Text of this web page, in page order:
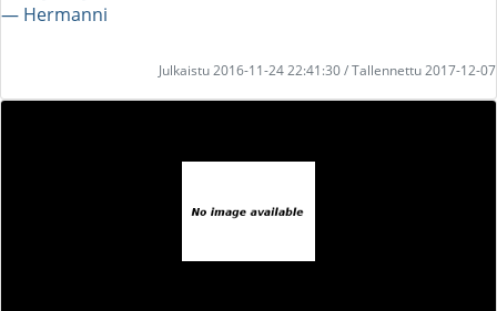
― Hermanni
Julkaistu 2016-11-24 22:41:30 / Tallennettu 2017-12-07